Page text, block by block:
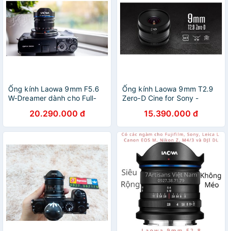
Ống kính Laowa 9mm F5.6
W-Dreamer dành cho Full-
rộng cho FullFrame Sony FE,
Nikon Z, Leica L/M
20.290.000 đ
Ống kính Laowa 9mm T2.9
Zero-D Cine for Sony -
(ngàm M4/3) - Tặng kèm
thùng đựng lens Pelican
15.390.000 đ